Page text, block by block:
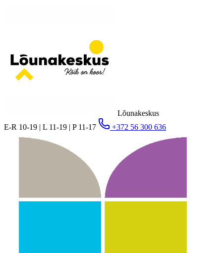
Lõunakeskus
E-R 10-19 | L 11-19 | P 11-17
+372 56 300 636